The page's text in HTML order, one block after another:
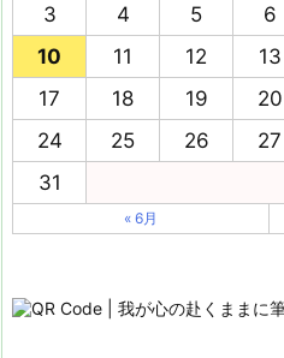
3
4 5 6
10
11 12 13
17
18 19 20
24
25 26 27
31
« 6月